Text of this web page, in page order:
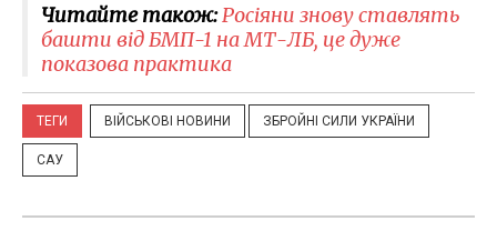
Читайте також:Росіяни знову ставлять
башти від БМП-1 на МТ-ЛБ, це дуже
показова практика
ТЕГИ ВІЙСЬКОВІ НОВИНИ ЗБРОЙНІ СИЛИ УКРАЇНИ
САУ